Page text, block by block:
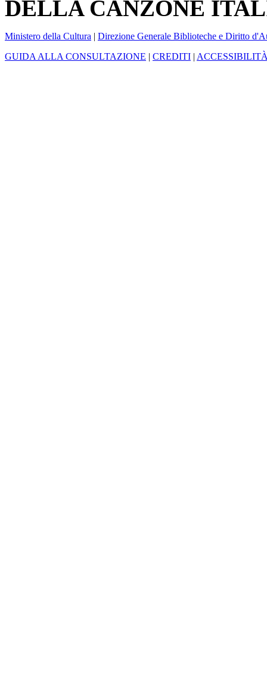
DELLA CANZONE
Ministero della Cultura | Direzione Generale Biblioteche e Diritto
GUIDA ALLA CONSULTAZIONE | CREDITI |